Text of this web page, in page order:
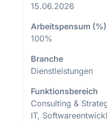
15.06.2026
Arbeitspensum (%)
100%
Branche
Dienstleistungen
Funktionsbereich
Consulting &
IT,